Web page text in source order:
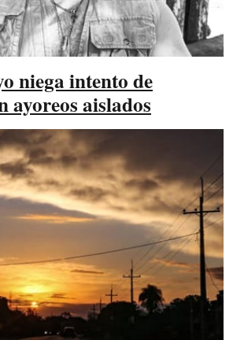
niega intento de
ayoreos aislados